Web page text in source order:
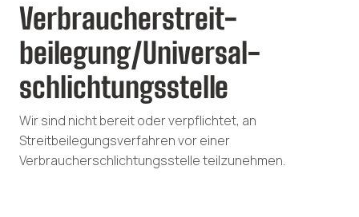
Verbraucher­streit­
beilegung/Universal­
schlichtungs­stelle
Wir sind nicht bereit oder verpflichtet, an
Streitbeilegungsverfahren vor einer
Verbraucherschlichtungsstelle teilzunehmen.